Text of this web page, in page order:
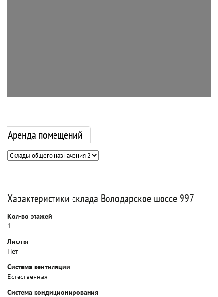
Аренда помещений
Характеристики склада Володарское шоссе 997
Кол-во этажей
1
Лифты
Нет
Система вентиляции
Естественная
Система кондиционирования